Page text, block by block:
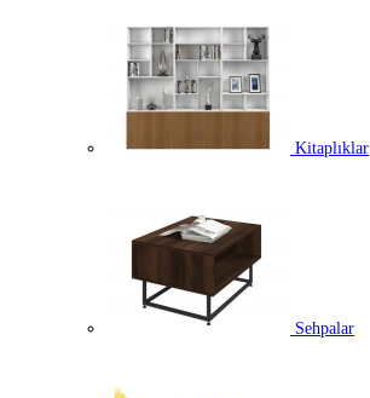
Kitaplıklar
Sehpalar